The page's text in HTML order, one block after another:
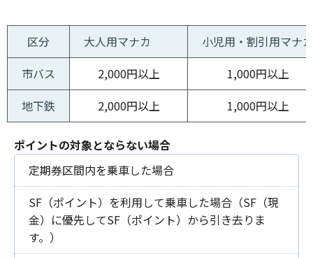
区分 大人用マナカ
小児用・割引用マナカ
市バス
2,000円以上
1,000円以上
地下鉄
2,000円以上 1,000円以上
ポイントの対象とならない場合
定期券区間内を乗車した場合
SF（ポイント）を利用して乗車した場合（SF（現
金）に優先してSF（ポイント）から引き去りま
す。）